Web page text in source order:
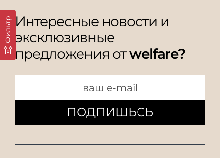
Фильтр Интересные новости и
эксклюзивные
предложения отwelfare?
ПОДПИШЬСЬ